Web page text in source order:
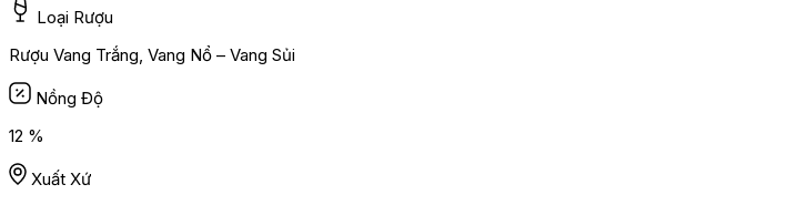
Loại Rượu
Rượu Vang Trắng, Vang Nổ – Vang Sủi
Nồng Độ
12 %
Xuất Xứ